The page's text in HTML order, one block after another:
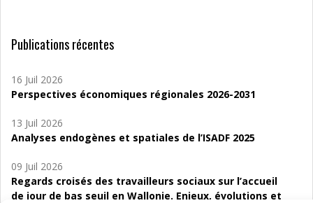
Publications récentes
16 Juil 2026
Perspectives économiques régionales 2026-2031
13 Juil 2026
Analyses endogènes et spatiales de l’ISADF 2025
09 Juil 2026
Regards croisés des travailleurs sociaux sur l’accueil
de jour de bas seuil en Wallonie. Enjeux, évolutions et